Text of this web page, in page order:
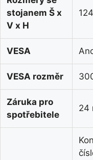
stojanem Š x
V x H
VESA
VESA rozměr
Záruka pro
spotřebitele
24